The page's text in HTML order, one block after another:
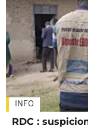
INFO
RDC :